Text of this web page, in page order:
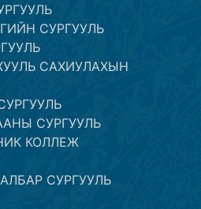
СУРГУУЛЬ
САХИУЛАХЫН
СУРГУУЛЬ
КОЛЛЕЖ
СУРГУУЛЬ